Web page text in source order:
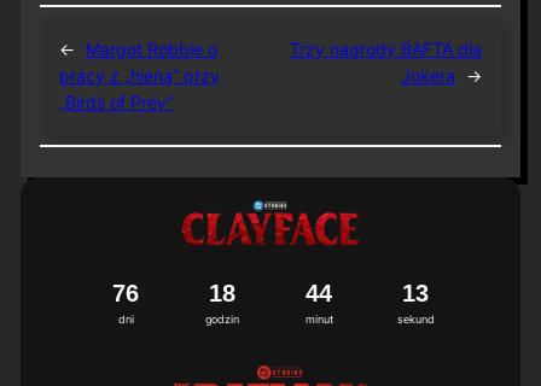
←
Margot Robbie o
pracy z „hieną” przy
„Birds of Prey”
Trzy nagrody BAFTA dla
Jokera
→
dni
76
godzin
18
minut
44
sekund
13